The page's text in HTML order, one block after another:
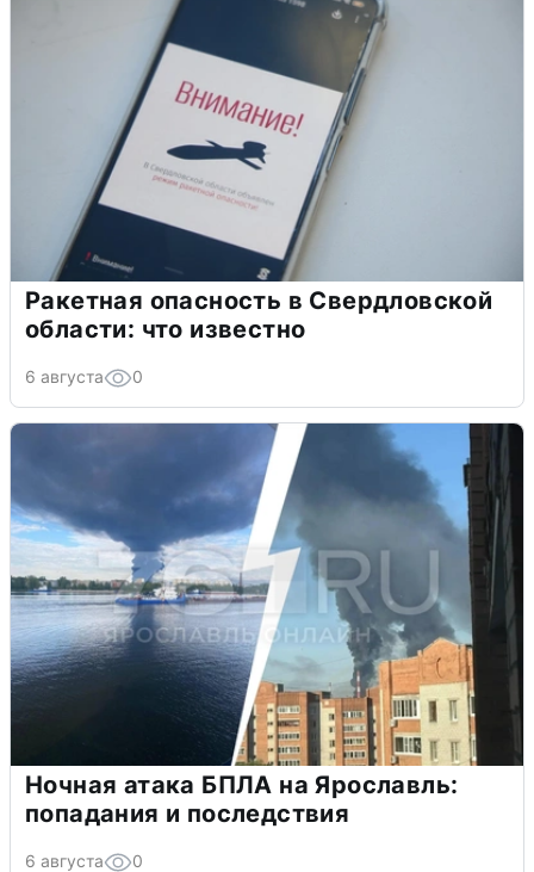
Ракетная опасность в Свердловской
области: что известно
6 августа 0
Ночная атака БПЛА на Ярославль:
попадания и последствия
6 августа 0